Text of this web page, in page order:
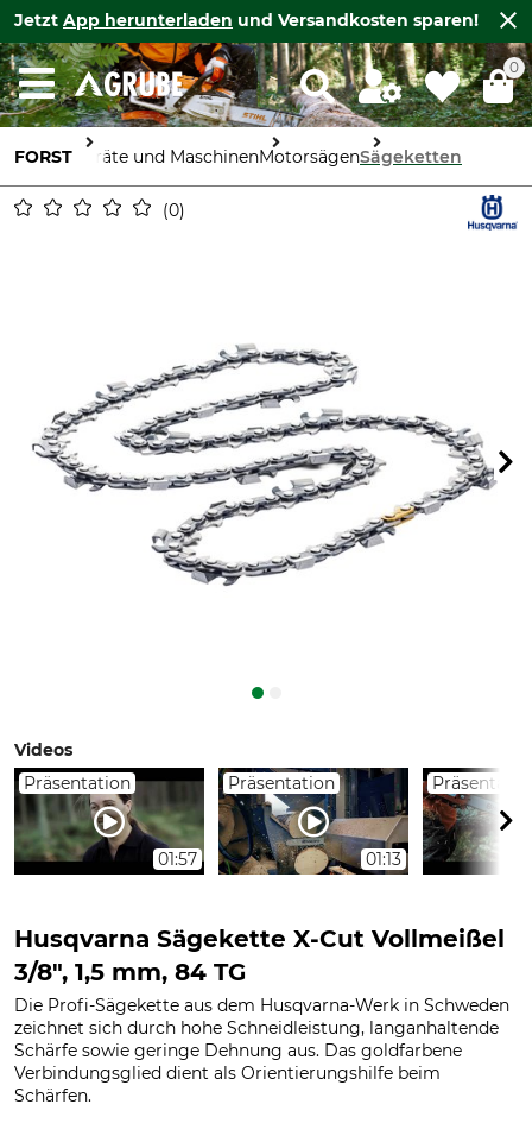
Jetzt App herunterladen und Versandkosten sparen!
0
FORST Geräte und MaschinenMotorsägenSägeketten
0
Videos
Präsentation
01:57
Präsentation
01:13
Husqvarna Sägekette X-Cut Vollmeißel
3/8", 1,5 mm, 84 TG
Die Profi-Sägekette aus dem Husqvarna-Werk in Schweden
zeichnet sich durch hohe Schneidleistung, langanhaltende
Schärfe sowie geringe Dehnung aus. Das goldfarbene
Verbindungsglied dient als Orientierungshilfe beim
Schärfen.